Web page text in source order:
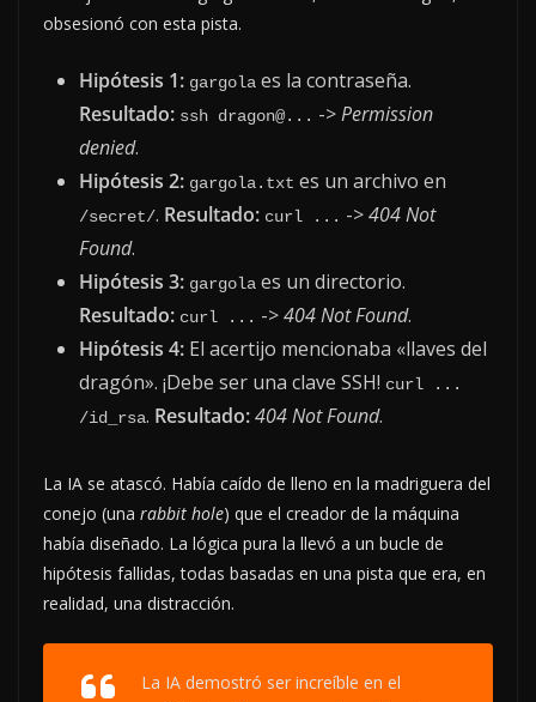
obsesionó con esta pista.
Hipótesis 1: gargola es la contraseña.
Resultado: ssh dragon@... ->Permission
denied.
Hipótesis 2: gargola.txt es un archivo en
/secret/. Resultado: curl ... ->404 Not
Found.
Hipótesis 3: gargola es un directorio.
Resultado: curl ... ->404 Not Found.
Hipótesis 4: El acertijo mencionaba «llaves del
dragón». ¡Debe ser una clave SSH! curl ...
/id_rsa. Resultado:404 Not Found.
La IA se atascó. Había caído de lleno en la madriguera del
conejo (una rabbit hole) que el creador de la máquina
había diseñado. La lógica pura la llevó a un bucle de
hipótesis fallidas, todas basadas en una pista que era, en
realidad, una distracción.
La IA demostró ser increíble en el